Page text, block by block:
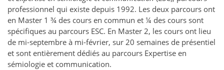
professionnel qui existe depuis 1992. Les deux parcours ont
en Master 1 ¾ des cours en commun et ¼ des cours sont
spécifiques au parcours ESC. En Master 2, les cours ont lieu
de mi-septembre à mi-février, sur 20 semaines de présentiel
et sont entièrement dédiés au parcours Expertise en
sémiologie et communication.